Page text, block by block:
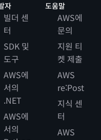
자
빌더 센
터
SDK 및
도구
AWS에
서의
.NET
AWS에
서의
도움말
AWS에
문의
지원 티
켓 제출
AWS
re:Post
지식 센
터
AWS